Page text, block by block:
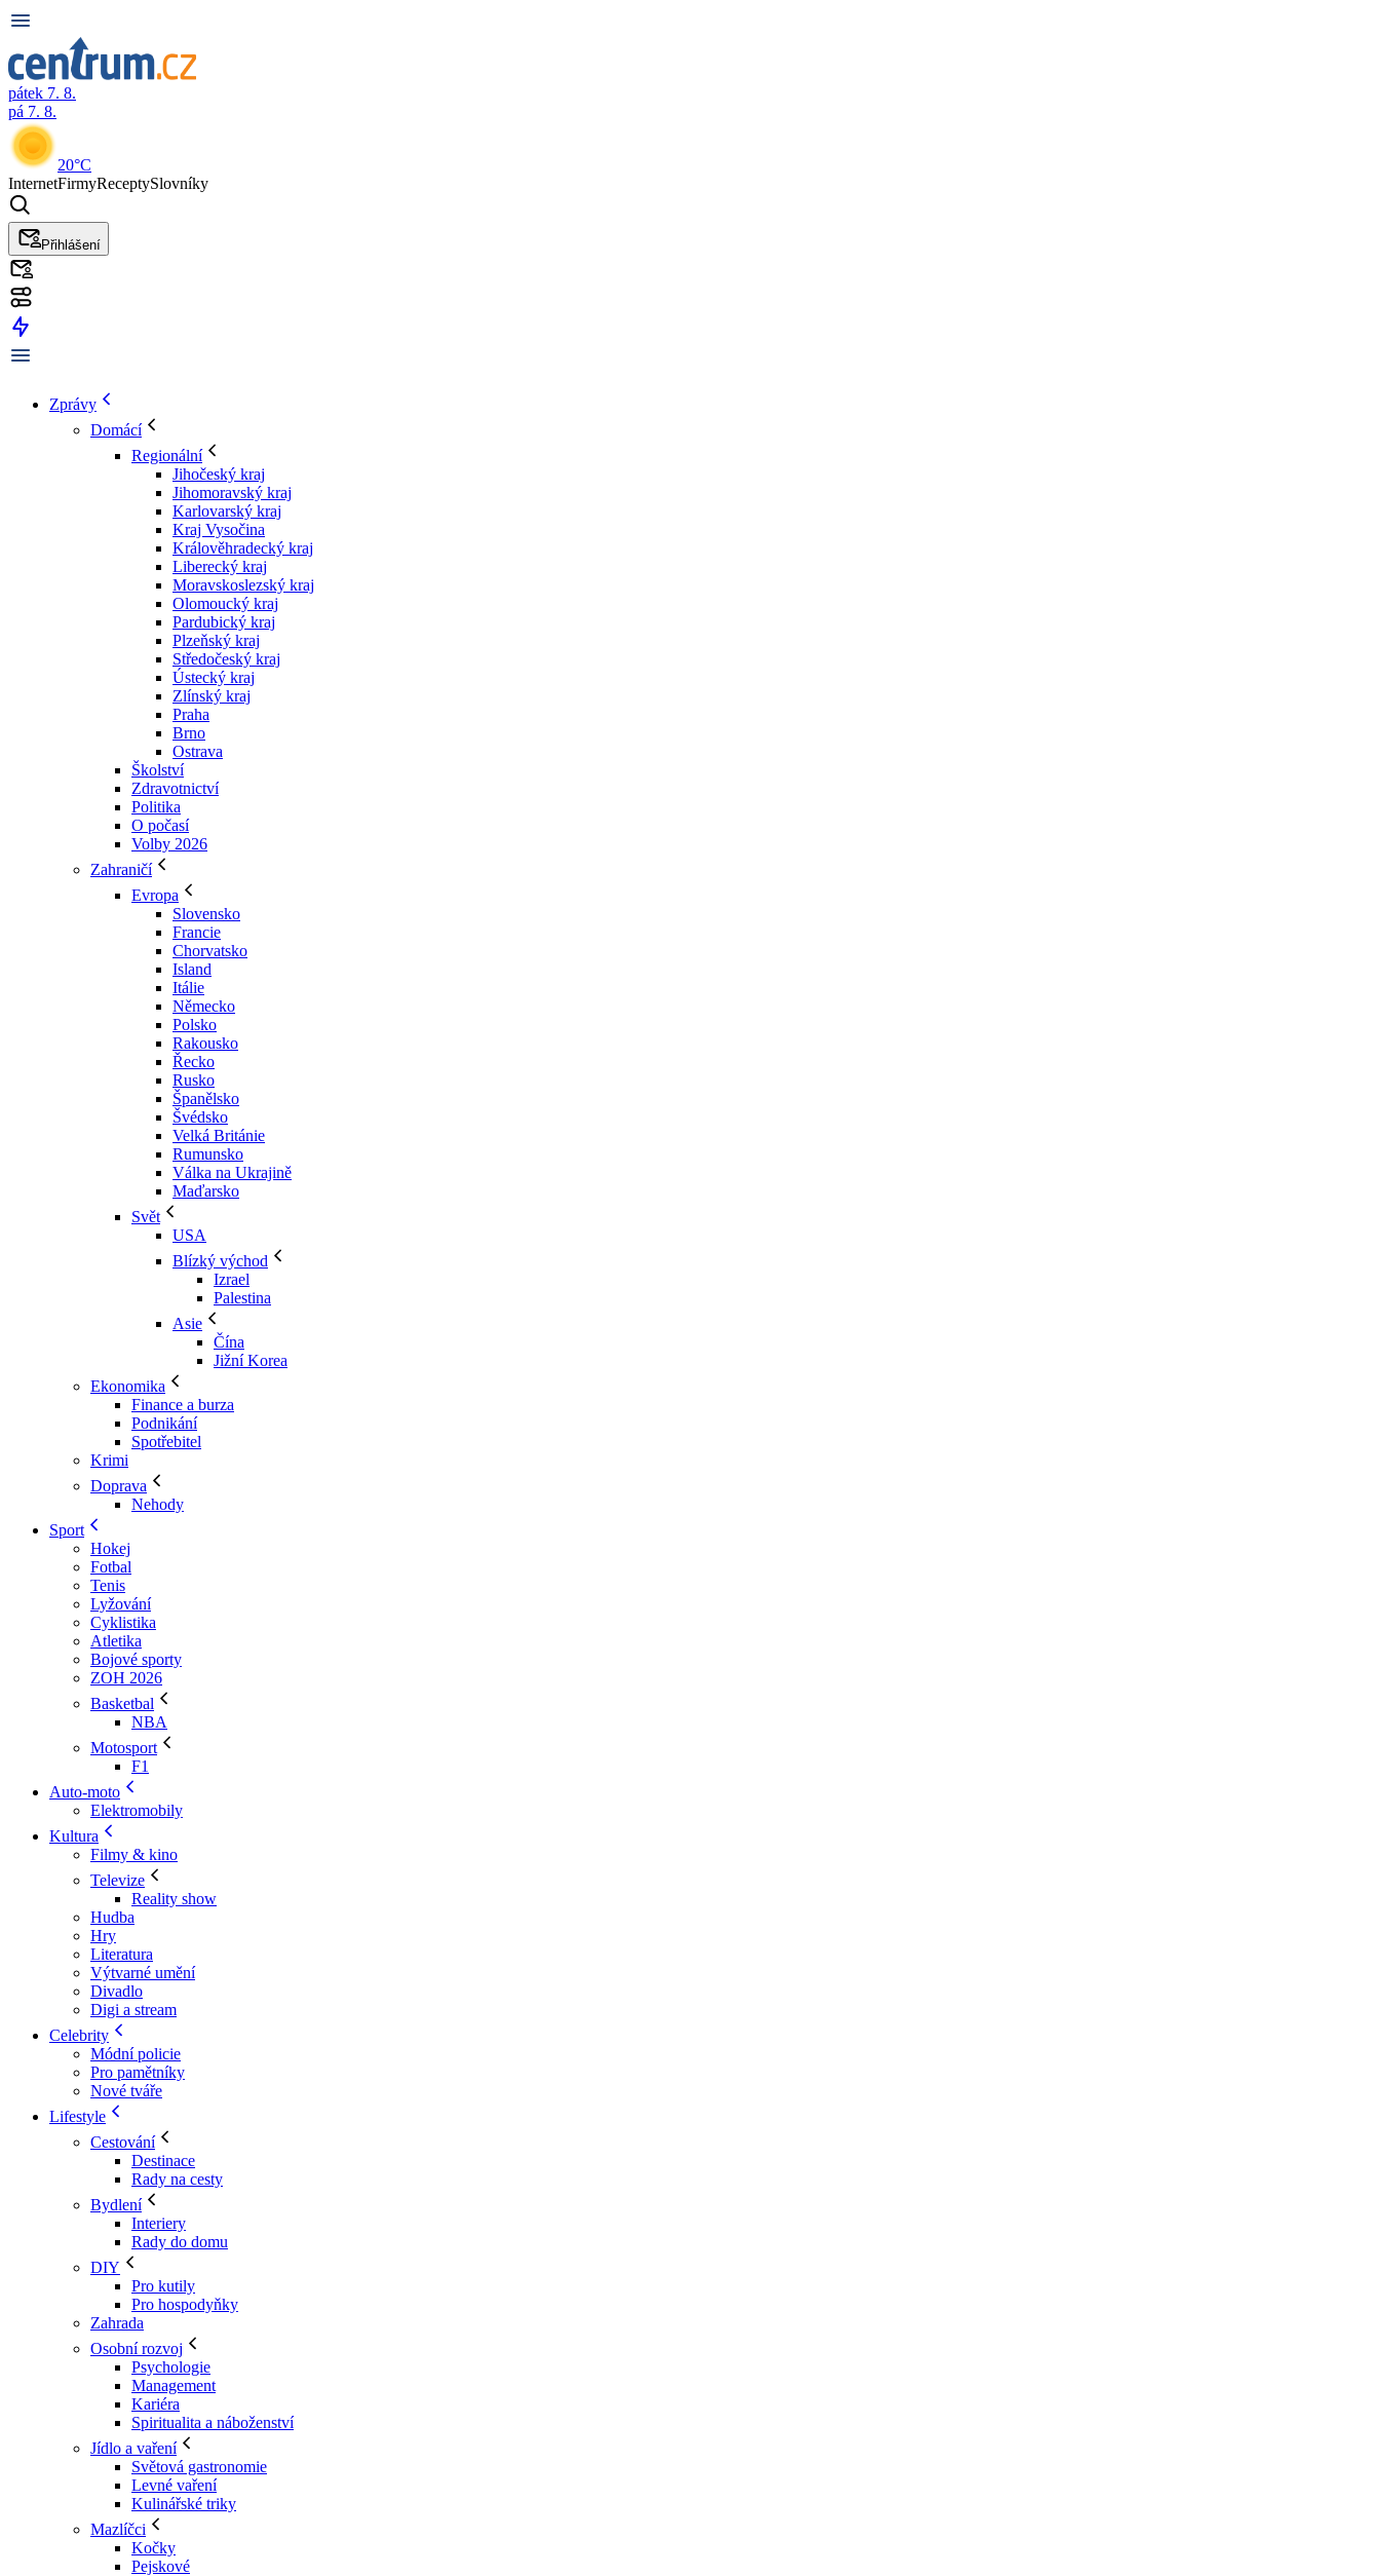
pátek 7. 8.
pá 7. 8.
20°C
InternetFirmyReceptySlovníky
Přihlášení
Zprávy
Domácí
Regionální
Jihočeský kraj
Jihomoravský kraj
Karlovarský kraj
Kraj Vysočina
Králověhradecký kraj
Liberecký kraj
Moravskoslezský kraj
Olomoucký kraj
Pardubický kraj
Plzeňský kraj
Středočeský kraj
Ústecký kraj
Zlínský kraj
Praha
Brno
Ostrava
Školství
Zdravotnictví
Politika
O počasí
Volby 2026
Zahraničí
Evropa
Slovensko
Francie
Chorvatsko
Island
Itálie
Německo
Polsko
Rakousko
Řecko
Rusko
Španělsko
Švédsko
Velká Británie
Rumunsko
Válka na Ukrajině
Maďarsko
Svět
USA
Blízký východ
Izrael
Palestina
Asie
Čína
Jižní Korea
Ekonomika
Finance a burza
Podnikání
Spotřebitel
Krimi
Doprava
Nehody
Sport
Hokej
Fotbal
Tenis
Lyžování
Cyklistika
Atletika
Bojové sporty
ZOH 2026
Basketbal
NBA
Motosport
F1
Auto-moto
Elektromobily
Kultura
Filmy & kino
Televize
Reality show
Hudba
Hry
Literatura
Výtvarné umění
Divadlo
Digi a stream
Celebrity
Módní policie
Pro pamětníky
Nové tváře
Lifestyle
Cestování
Destinace
Rady na cesty
Bydlení
Interiery
Rady do domu
DIY
Pro kutily
Pro hospodyňky
Zahrada
Osobní rozvoj
Psychologie
Management
Kariéra
Spiritualita a náboženství
Jídlo a vaření
Světová gastronomie
Levné vaření
Kulinářské triky
Mazlíčci
Kočky
Pejskové